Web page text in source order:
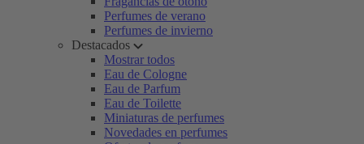
Perfumes de verano
Perfumes de invierno
Destacados
Mostrar todos
Eau de Cologne
Eau de Parfum
Eau de Toilette
Miniaturas de perfumes
Novedades en perfumes